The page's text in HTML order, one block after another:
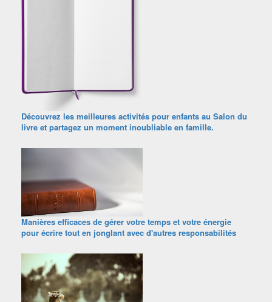
Découvrez les meilleures activités pour enfants au Salon du
livre et partagez un moment inoubliable en famille.
Manières efficaces de gérer votre temps et votre énergie
pour écrire tout en jonglant avec d'autres responsabilités